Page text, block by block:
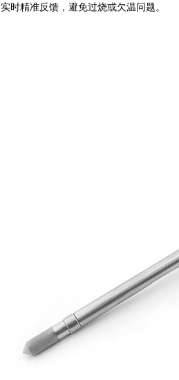
实时精准反馈，避免过烧或欠温问题。